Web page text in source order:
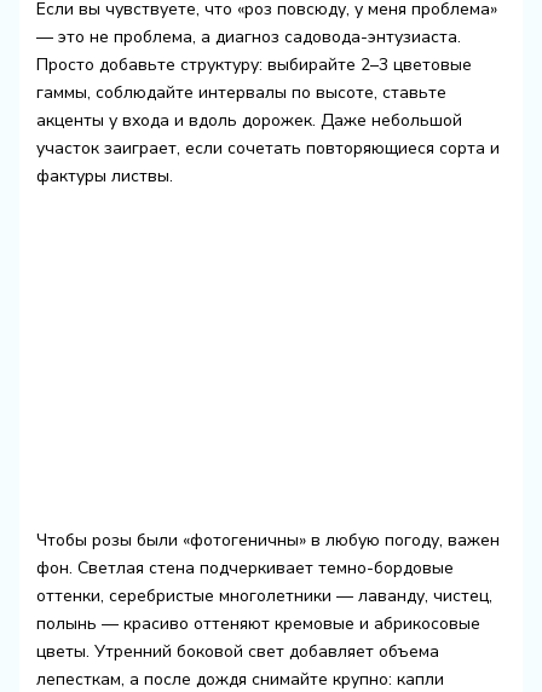
Если вы чувствуете, что «роз повсюду, у меня проблема»
— это не проблема, а диагноз садовода-энтузиаста.
Просто добавьте структуру: выбирайте 2–3 цветовые
гаммы, соблюдайте интервалы по высоте, ставьте
акценты у входа и вдоль дорожек. Даже небольшой
участок заиграет, если сочетать повторяющиеся сорта и
фактуры листвы.
Чтобы розы были «фотогеничны» в любую погоду, важен
фон. Светлая стена подчеркивает темно-бордовые
оттенки, серебристые многолетники — лаванду, чистец,
полынь — красиво оттеняют кремовые и абрикосовые
цветы. Утренний боковой свет добавляет объема
лепесткам, а после дождя снимайте крупно: капли